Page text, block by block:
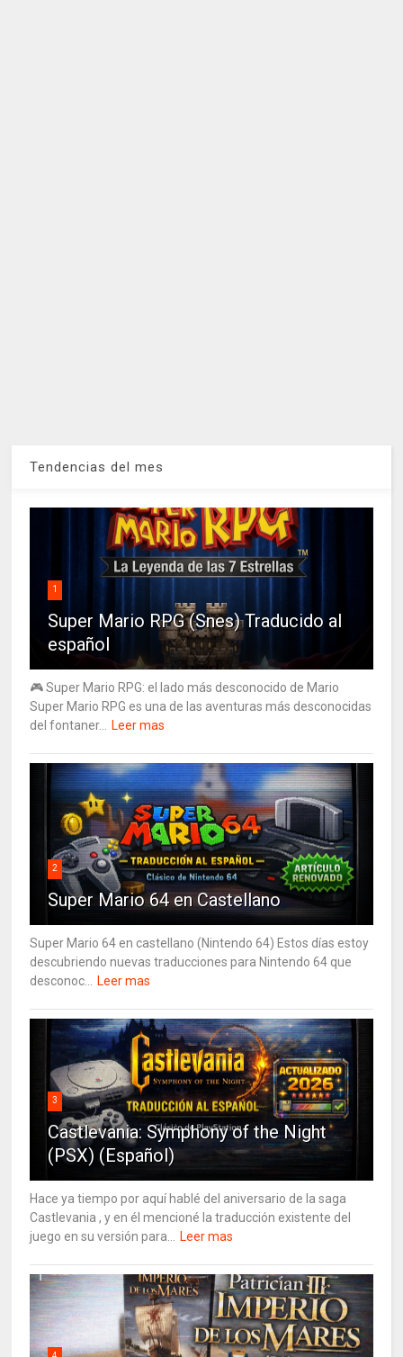
Tendencias del mes
1
Super Mario RPG (Snes) Traducido al
español
🎮 Super Mario RPG: el lado más desconocido de Mario
Super Mario RPG es una de las aventuras más desconocidas
del fontaner... Leer mas
2
Super Mario 64 en Castellano
Super Mario 64 en castellano (Nintendo 64) Estos días estoy
descubriendo nuevas traducciones para Nintendo 64 que
desconoc... Leer mas
3
Castlevania: Symphony of the Night
(PSX) (Español)
Hace ya tiempo por aquí hablé del aniversario de la saga
Castlevania , y en él mencioné la traducción existente del
juego en su versión para... Leer mas